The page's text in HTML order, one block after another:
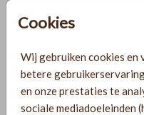
Cookies
Wij gebruiken cookies en
betere
en onze prestaties te
sociale mediadoeleinden
Heb je vragen? Neem dan
Gratis verzending
Voor 18:00 uur
Ruime keuze uit